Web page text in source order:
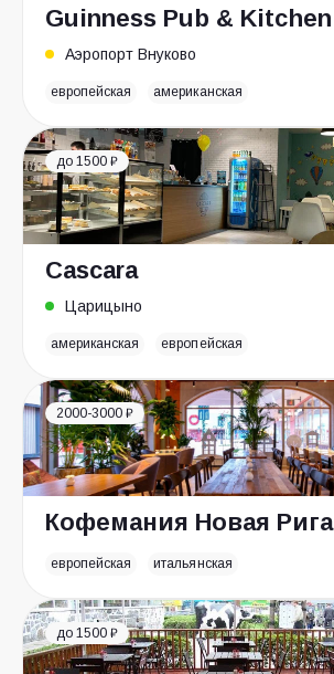
Guinness Pub & Kitchen
Аэропорт Внуково
европейская американская
до 1500 ₽
Cascara
Царицыно
американская европейская
2000-3000 ₽
Кофемания Новая Рига
европейская итальянская
до 1500 ₽